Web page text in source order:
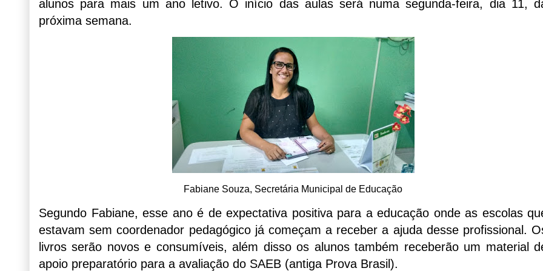
alunos para mais um ano letivo. O início das aulas será numa segunda-feira, dia 11,
próxima semana.
Fabiane Souza, Secretária Municipal de Educação
Segundo Fabiane, esse ano é de expectativa positiva para a educação onde as escolas
estavam sem coordenador pedagógico já começam a receber a ajuda desse profissional.
livros serão novos e consumíveis, além disso os alunos também receberão um material
apoio preparatório para a avaliação do SAEB (antiga Prova Brasil).